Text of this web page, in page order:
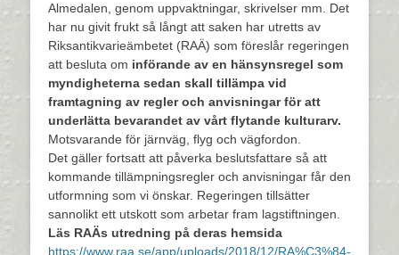
Almedalen, genom uppvaktningar, skrivelser mm. Det
har nu givit frukt så långt att saken har utretts av
Riksantikvarieämbetet (RAÄ) som föreslår regeringen
att besluta om införande av en hänsynsregel som
myndigheterna sedan skall tillämpa vid
framtagning av regler och anvisningar för att
underlätta bevarandet av vårt flytande kulturarv.
Motsvarande för järnväg, flyg och vägfordon.
Det gäller fortsatt att påverka beslutsfattare så att
kommande tillämpningsregler och anvisningar får den
utformning som vi önskar. Regeringen tillsätter
sannolikt ett utskott som arbetar fram lagstiftningen.
Läs RAÄs utredning på deras hemsida
https://www.raa.se/app/uploads/2018/12/RA%C3%84-